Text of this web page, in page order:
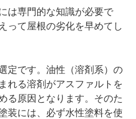
は専門的な知識が必要で
って屋根の劣化を早めてし
定です。油性（溶剤系）の
れる溶剤がアスファルトを
る原因となります。そのた
装には、必ず水性塗料を使